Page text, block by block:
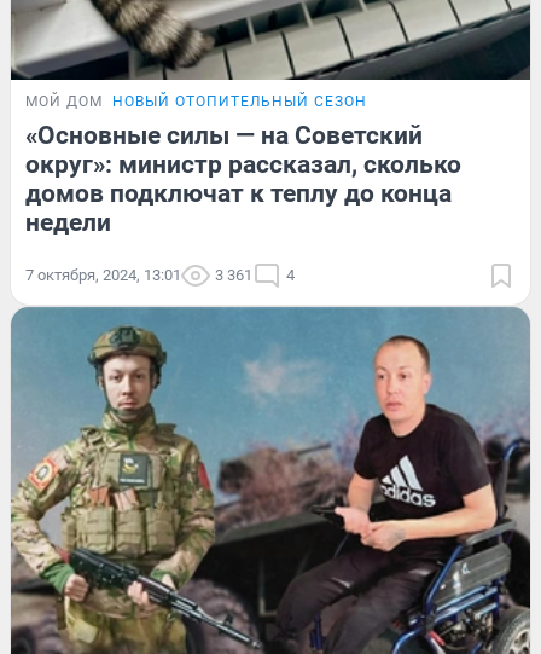
МОЙ ДОМ НОВЫЙ ОТОПИТЕЛЬНЫЙ СЕЗОН
«Основные силы — на Советский
округ»: министр рассказал, сколько
домов подключат к теплу до конца
недели
7 октября, 2024, 13:01 3 361 4